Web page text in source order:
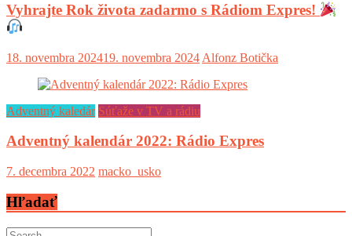
Vyhrajte Rok života zadarmo s Rádiom Expres!
18. novembra 202419. novembra 2024 Alfonz Botička
Adventný kaledár Súťaže v TV a rádiu
Adventný kalendár 2022: Rádio Expres
7. decembra 2022 macko_usko
Hľadať